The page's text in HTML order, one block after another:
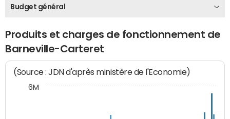
Budget général
Produits et charges de fonctionnement de
Barneville-Carteret
(Source : JDN d'après ministère de l'Economie)
6M